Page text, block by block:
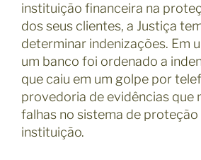
instituição financeira na
dos seus clientes, a Justiça
determinar indenizações. Em
um banco foi ordenado a
que caiu em um golpe por
provedoria de evidências que
falhas no sistema de proteção
instituição.